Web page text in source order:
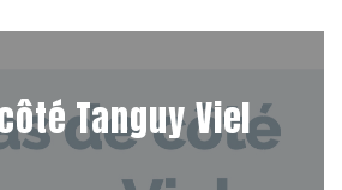
Tanguy Viel